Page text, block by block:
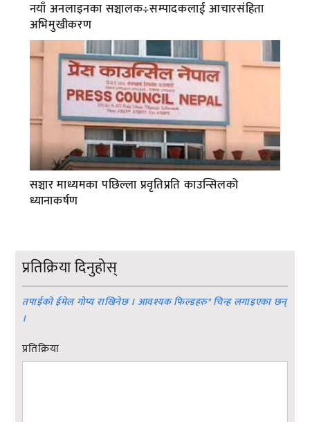
नयाँ अनलाइनका सञ्चालक÷सम्पादकलाई आचारसंहिता
अभिमुखीकरण
सञ्चार माध्यमका पछिल्ला प्रवृतिप्रति काउन्सिलको
ध्यानाकर्षण
प्रतिक्रिया दिनुहोस्
तपाईको ईमेल गोप्य राखिनेछ । आवश्यक फिल्डहरु*चिन्ह लगाइएका छन्
।
प्रतिक्रिया